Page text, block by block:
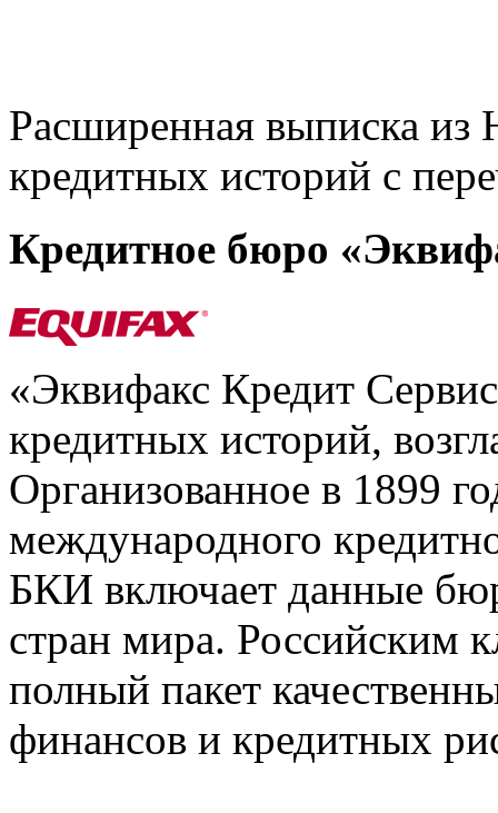
Расширенная выписка из
кредитных историй с
Кредитное бюро
«Эквифакс Кредит
кредитных историй,
Организованное в 1899
международного
БКИ включает данные
стран мира. Российским
полный пакет
финансов и кредитных